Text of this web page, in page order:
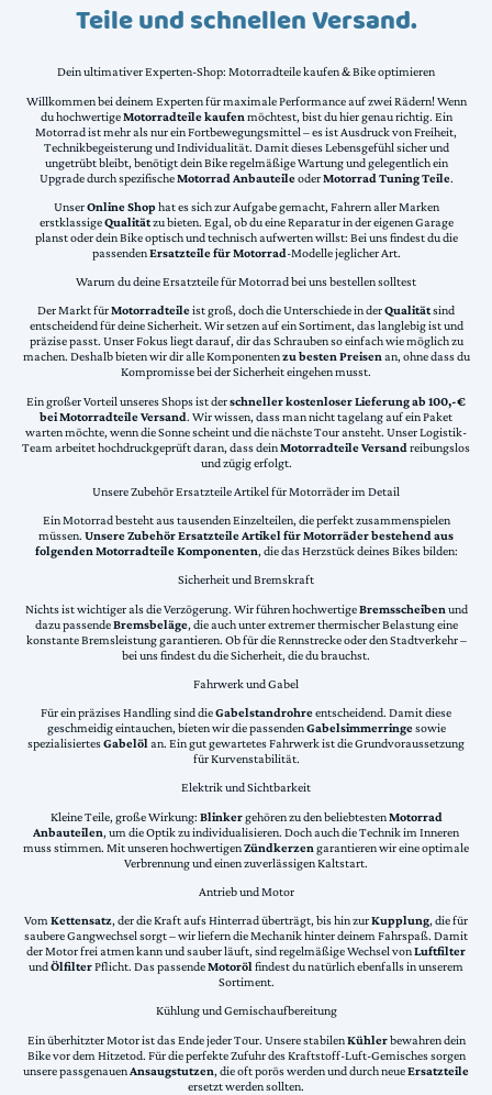
Teile und schnellen Versand.
Dein ultimativer Experten-Shop: Motorradteile kaufen & Bike optimieren
Willkommen bei deinem Experten für maximale Performance auf zwei Rädern! Wenn
du hochwertigeMotorradteile kaufen möchtest, bist du hier genau richtig. Ein
Motorrad ist mehr als nur ein Fortbewegungsmittel – es ist Ausdruck von Freiheit,
Technikbegeisterung und Individualität. Damit dieses Lebensgefühl sicher und
ungetrübt bleibt, benötigt dein Bike regelmäßige Wartung und gelegentlich ein
Upgrade durch spezifischeMotorrad AnbauteileoderMotorrad Tuning Teile.
UnserOnline Shophat es sich zur Aufgabe gemacht, Fahrern aller Marken
erstklassigeQualitätzu bieten. Egal, ob du eine Reparatur in der eigenen Garage
planst oder dein Bike optisch und technisch aufwerten willst: Bei uns findest du die
passendenErsatzteile für Motorrad-Modelle jeglicher Art.
Warum du deine Ersatzteile für Motorrad bei uns bestellen solltest
Der Markt fürMotorradteileist groß, doch die Unterschiede in derQualitätsind
entscheidend für deine Sicherheit. Wir setzen auf ein Sortiment, das langlebig ist und
präzise passt. Unser Fokus liegt darauf, dir das Schrauben so einfach wie möglich zu
machen. Deshalb bieten wir dir alle Komponentenzu besten Preisenan, ohne dass du
Kompromisse bei der Sicherheit eingehen musst.
Ein großer Vorteil unseres Shops ist derschneller kostenloser Lieferung ab 100,-€
bei Motorradteile Versand. Wir wissen, dass man nicht tagelang auf ein Paket
warten möchte, wenn die Sonne scheint und die nächste Tour ansteht. Unser Logistik-
Team arbeitet hochdruckgeprüft daran, dass deinMotorradteile Versand reibungslos
und zügig erfolgt.
Unsere Zubehör Ersatzteile Artikel für Motorräder im Detail
Ein Motorrad besteht aus tausenden Einzelteilen, die perfekt zusammenspielen
müssen. Unsere Zubehör Ersatzteile Artikel für Motorräder bestehend aus
folgenden Motorradteile Komponenten, die das Herzstück deines Bikes bilden:
Sicherheit und Bremskraft
Nichts ist wichtiger als die Verzögerung. Wir führen hochwertigeBremsscheiben und
dazu passendeBremsbeläge, die auch unter extremer thermischer Belastung eine
konstante Bremsleistung garantieren. Ob für die Rennstrecke oder den Stadtverkehr –
bei uns findest du die Sicherheit, die du brauchst.
Fahrwerk und Gabel
Für ein präzises Handling sind dieGabelstandrohreentscheidend. Damit diese
geschmeidig eintauchen, bieten wir die passendenGabelsimmerringesowie
spezialisiertesGabelölan. Ein gut gewartetes Fahrwerk ist die Grundvoraussetzung
für Kurvenstabilität.
Elektrik und Sichtbarkeit
Kleine Teile, große Wirkung: Blinkergehören zu den beliebtestenMotorrad
Anbauteilen, um die Optik zu individualisieren. Doch auch die Technik im Inneren
muss stimmen. Mit unseren hochwertigenZündkerzen garantieren wir eine optimale
Verbrennung und einen zuverlässigen Kaltstart.
Antrieb und Motor
VomKettensatz, der die Kraft aufs Hinterrad überträgt, bis hin zurKupplung, die für
saubere Gangwechsel sorgt – wir liefern die Mechanik hinter deinem Fahrspaß. Damit
der Motor frei atmen kann und sauber läuft, sind regelmäßige Wechsel vonLuftfilter
undÖlfilterPflicht. Das passendeMotorölfindest du natürlich ebenfalls in unserem
Sortiment.
Kühlung und Gemischaufbereitung
Ein überhitzter Motor ist das Ende jeder Tour. Unsere stabilenKühlerbewahren dein
Bike vor dem Hitzetod. Für die perfekte Zufuhr des Kraftstoff-Luft-Gemisches sorgen
unsere passgenauenAnsaugstutzen, die oft porös werden und durch neueErsatzteile
ersetzt werden sollten.